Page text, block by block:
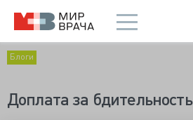
Блоги
Доплата за бдительность